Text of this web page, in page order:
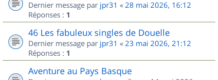
Dernier message par jpr31 « 28 mai 2026, 16:12
Réponses : 1
46 Les fabuleux singles de Douelle
Dernier message par jpr31 « 23 mai 2026, 21:12
Réponses : 1
Aventure au Pays Basque